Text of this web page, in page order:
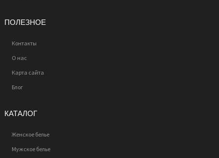
ПОЛЕЗНОЕ
Контакты
О нас
Карта сайта
Блог
КАТАЛОГ
Женское белье
Мужское белье